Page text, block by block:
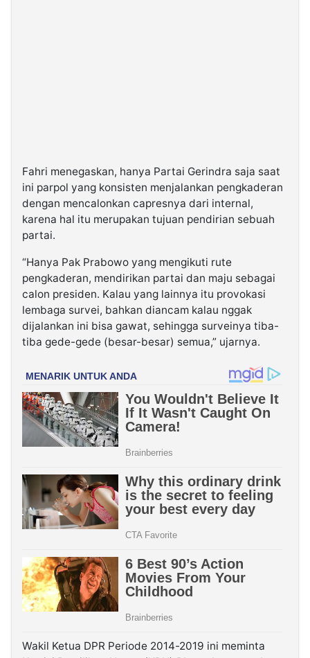
Fahri menegaskan, hanya Partai Gerindra saja saat
ini parpol yang konsisten menjalankan pengkaderan
dengan mencalonkan capresnya dari internal,
karena hal itu merupakan tujuan pendirian sebuah
partai.
“Hanya Pak Prabowo yang mengikuti rute
pengkaderan, mendirikan partai dan maju sebagai
calon presiden. Kalau yang lainnya itu provokasi
lembaga survei, bahkan diancam kalau nggak
dijalankan ini bisa gawat, sehingga surveinya tiba-
tiba gede-gede (besar-besar) semua,” ujarnya.
Wakil Ketua DPR Periode 2014-2019 ini meminta